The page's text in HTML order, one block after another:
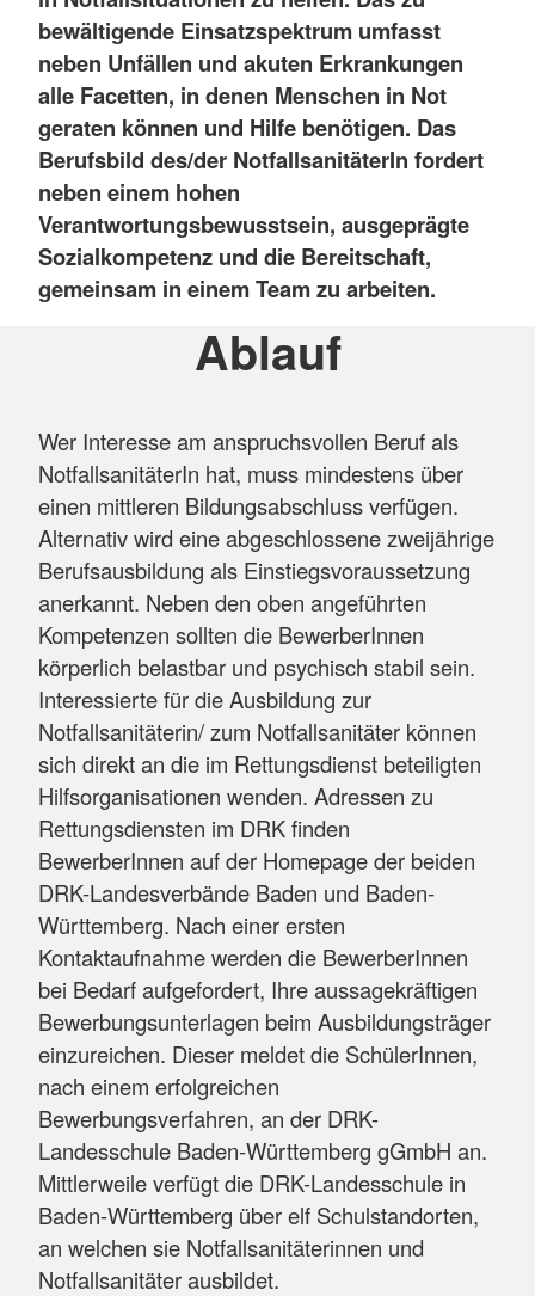
bewältigende Einsatzspektrum umfasst
neben Unfällen und akuten Erkrankungen
alle Facetten, in denen Menschen in Not
geraten können und Hilfe benötigen. Das
Berufsbild des/der NotfallsanitäterIn fordert
neben einem hohen
Verantwortungsbewusstsein, ausgeprägte
Sozialkompetenz und die Bereitschaft,
gemeinsam in einem Team zu arbeiten.
Ablauf
Wer Interesse am anspruchsvollen Beruf als
NotfallsanitäterIn hat, muss mindestens über
einen mittleren Bildungsabschluss verfügen.
Alternativ wird eine abgeschlossene zweijährige
Berufsausbildung als Einstiegsvoraussetzung
anerkannt. Neben den oben angeführten
Kompetenzen sollten die BewerberInnen
körperlich belastbar und psychisch stabil sein.
Interessierte für die Ausbildung zur
Notfallsanitäterin/ zum Notfallsanitäter können
sich direkt an die im Rettungsdienst beteiligten
Hilfsorganisationen wenden. Adressen zu
Rettungsdiensten im DRK finden
BewerberInnen auf der Homepage der beiden
DRK-Landesverbände Baden und Baden-
Württemberg. Nach einer ersten
Kontaktaufnahme werden die BewerberInnen
bei Bedarf aufgefordert, Ihre aussagekräftigen
Bewerbungsunterlagen beim Ausbildungsträger
einzureichen. Dieser meldet die SchülerInnen,
nach einem erfolgreichen
Bewerbungsverfahren, an der DRK-
Landesschule Baden-Württemberg gGmbH an.
Mittlerweile verfügt die DRK-Landesschule in
Baden-Württemberg über elf Schulstandorten,
an welchen sie Notfallsanitäterinnen und
Notfallsanitäter ausbildet.